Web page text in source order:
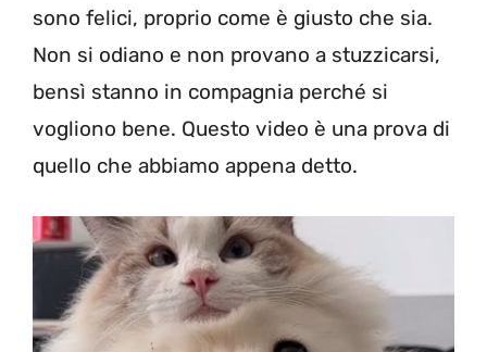
sono felici, proprio come è giusto che sia.
Non si odiano e non provano a stuzzicarsi,
bensì stanno in compagnia perché si
vogliono bene. Questo video è una prova di
quello che abbiamo appena detto.